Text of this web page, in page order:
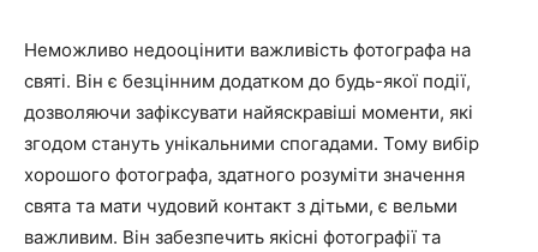
Неможливо недооцінити важливість фотографа на
святі. Він є безцінним додатком до будь-якої події,
дозволяючи зафіксувати найяскравіші моменти, які
згодом стануть унікальними спогадами. Тому вибір
хорошого фотографа, здатного розуміти значення
свята та мати чудовий контакт з дітьми, є вельми
важливим. Він забезпечить якісні фотографії та